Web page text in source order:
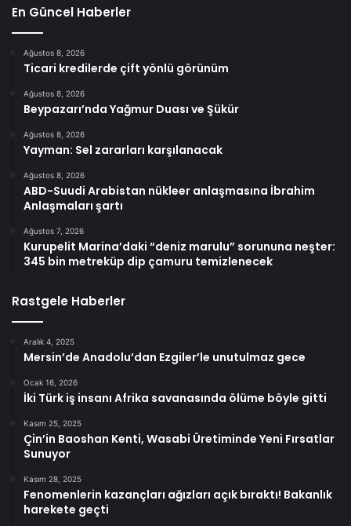
En Güncel Haberler
Ağustos 8, 2026
Ticari kredilerde çift yönlü görünüm
Ağustos 8, 2026
Beypazarı’nda Yağmur Duası ve Şükür
Ağustos 8, 2026
Yayman: Sel zararları karşılanacak
Ağustos 8, 2026
ABD-Suudi Arabistan nükleer anlaşmasına İbrahim
Anlaşmaları şartı
Ağustos 7, 2026
Kurupelit Marina’daki “deniz marulu” sorununa neşter:
345 bin metreküp dip çamuru temizlenecek
Rastgele Haberler
Aralık 4, 2025
Mersin’de Anadolu’dan Ezgiler’le unutulmaz gece
Ocak 16, 2026
İki Türk iş insanı Afrika savanasında ölüme böyle gitti
Kasım 25, 2025
Çin’in Baoshan Kenti, Wasabi Üretiminde Yeni Fırsatlar
Sunuyor
Kasım 28, 2025
Fenomenlerin kazançları ağızları açık bıraktı! Bakanlık
harekete geçti